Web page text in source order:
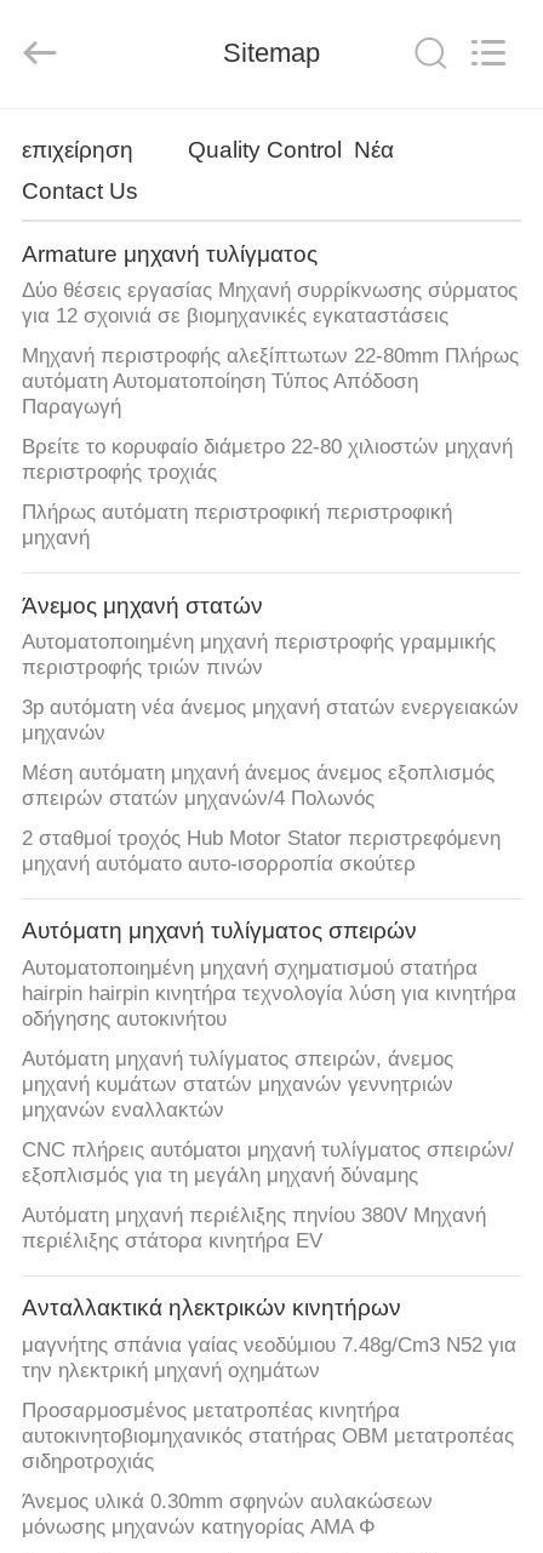
ΠΡΟΪΌΝΤΑ
ΠΕΡΊΠΟΥ
ΕΜΕΊΣ
ΠΟΙΟΤΙΚΌΣ
ΈΛΕΓΧΟΣ
ΜΑΣ
ΕΛΆΤΕ
ΣΕ
ΕΠΑΦΉ
ΜΕ
ΕΙΔΉΣΕΙΣ
ΖΗΤΉΣΤΕ
ΈΝΑ
ΑΠΌΣΠΑΣΜΑ
SITEMAP
PRIVACY
POLICY
Sitemap
επιχείρηση Quality Control
Νέα
Contact Us
Armature μηχανή τυλίγματος
Δύο θέσεις εργασίας Μηχανή συρρίκνωσης σύρματος
για 12 σχοινιά σε βιομηχανικές εγκαταστάσεις
Μηχανή περιστροφής αλεξίπτωτων 22-80mm Πλήρως
αυτόματη Αυτοματοποίηση Τύπος Απόδοση
Παραγωγή
Βρείτε το κορυφαίο διάμετρο 22-80 χιλιοστών μηχανή
περιστροφής τροχιάς
Πλήρως αυτόματη περιστροφική περιστροφική
μηχανή
Άνεμος μηχανή στατών
Αυτοματοποιημένη μηχανή περιστροφής γραμμικής
περιστροφής τριών πινών
3p αυτόματη νέα άνεμος μηχανή στατών ενεργειακών
μηχανών
Μέση αυτόματη μηχανή άνεμος άνεμος εξοπλισμός
σπειρών στατών μηχανών/4 Πολωνός
2 σταθμοί τροχός Hub Motor Stator περιστρεφόμενη
μηχανή αυτόματο αυτο-ισορροπία σκούτερ
Αυτόματη μηχανή τυλίγματος σπειρών
Αυτοματοποιημένη μηχανή σχηματισμού στατήρα
hairpin hairpin κινητήρα τεχνολογία λύση για κινητήρα
οδήγησης αυτοκινήτου
Αυτόματη μηχανή τυλίγματος σπειρών, άνεμος
μηχανή κυμάτων στατών μηχανών γεννητριών
μηχανών εναλλακτών
CNC πλήρεις αυτόματοι μηχανή τυλίγματος σπειρών/
εξοπλισμός για τη μεγάλη μηχανή δύναμης
Αυτόματη μηχανή περιέλιξης πηνίου 380V Μηχανή
περιέλιξης στάτορα κινητήρα EV
Ανταλλακτικά ηλεκτρικών κινητήρων
μαγνήτης σπάνια γαίας νεοδύμιου 7.48g/Cm3 N52 για
την ηλεκτρική μηχανή οχημάτων
Προσαρμοσμένος μετατροπέας κινητήρα
αυτοκινητοβιομηχανικός στατήρας OBM μετατροπέας
σιδηροτροχιάς
Άνεμος υλικά 0.30mm σφηνών αυλακώσεων
μόνωσης μηχανών κατηγορίας AMA Φ